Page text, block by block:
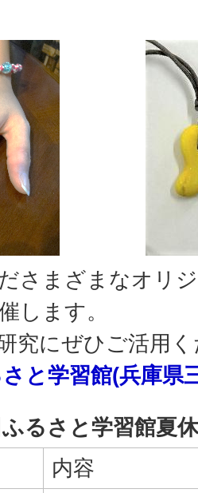
さまざまなオリ
します。
究にぜひご活用
と学習館(兵庫県
るさと学習館夏
内容